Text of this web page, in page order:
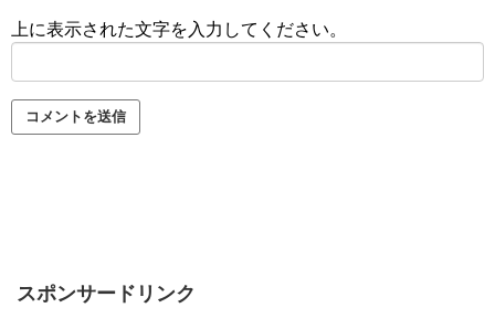
上に表示された文字を入力してください。
スポンサードリンク